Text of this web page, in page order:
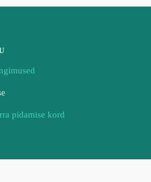
pidamise kord